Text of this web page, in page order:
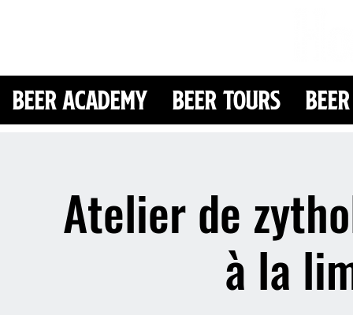
Beer Academy Beer Tours
Atelier de
à la